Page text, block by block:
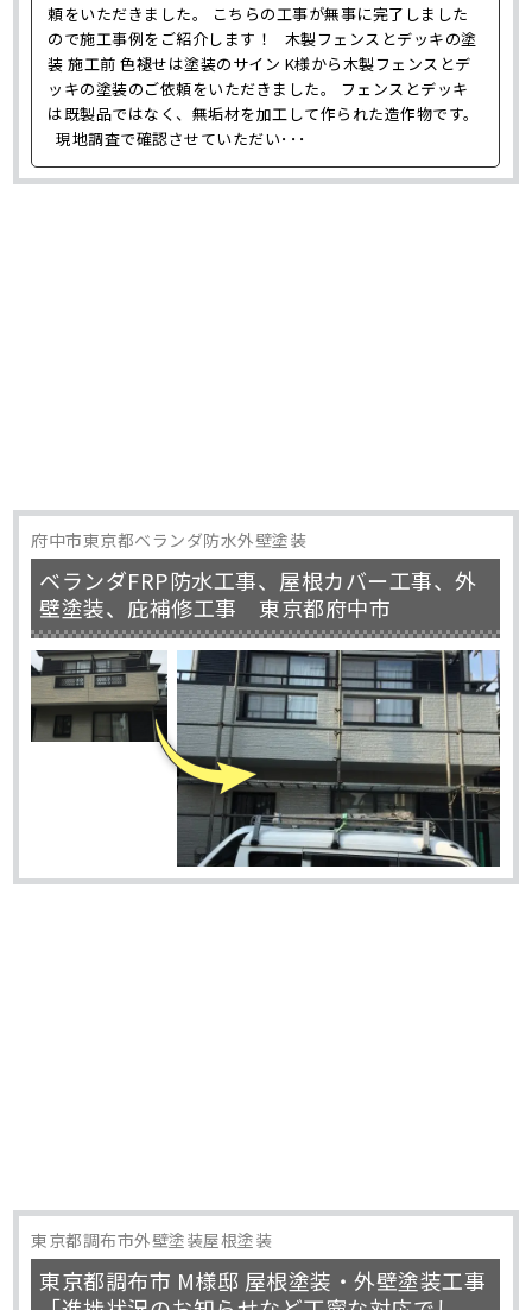
頼をいただきました。 こちらの工事が無事に完了しました
ので施工事例をご紹介します！ 木製フェンスとデッキの塗
装 施工前 色褪せは塗装のサイン K様から木製フェンスとデ
ッキの塗装のご依頼をいただきました。 フェンスとデッキ
は既製品ではなく、無垢材を加工して作られた造作物です。
現地調査で確認させていただい･･･
府中市東京都ベランダ防水外壁塗装
ベランダFRP防水工事、屋根カバー工事、外
壁塗装、庇補修工事 東京都府中市
東京都調布市外壁塗装屋根塗装
東京都調布市 M様邸 屋根塗装・外壁塗装工事